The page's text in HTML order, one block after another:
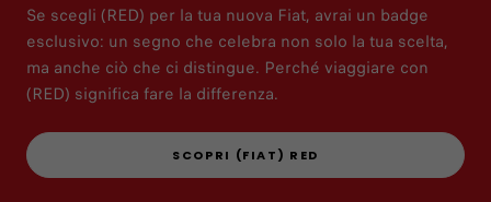
Se scegli (RED) per la tua nuova Fiat, avrai un badge
esclusivo: un segno che celebra non solo la tua scelta,
ma anche ciò che ci distingue. Perché viaggiare con
(RED) significa fare la differenza.
SCOPRI (FIAT) RED